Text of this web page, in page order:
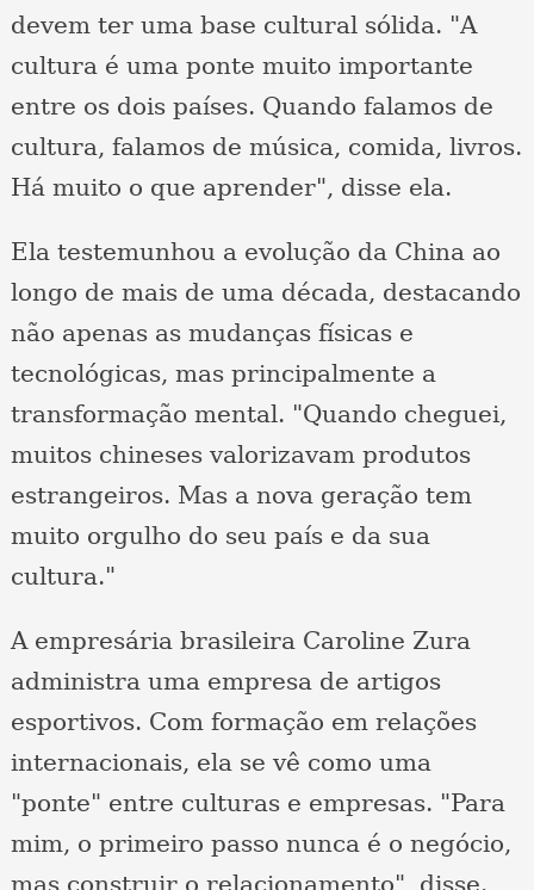
devem ter uma base cultural sólida. "A
cultura é uma ponte muito importante
entre os dois países. Quando falamos de
cultura, falamos de música, comida, livros.
Há muito o que aprender", disse ela.
Ela testemunhou a evolução da China ao
longo de mais de uma década, destacando
não apenas as mudanças físicas e
tecnológicas, mas principalmente a
transformação mental. "Quando cheguei,
muitos chineses valorizavam produtos
estrangeiros. Mas a nova geração tem
muito orgulho do seu país e da sua
cultura."
A empresária brasileira Caroline Zura
administra uma empresa de artigos
esportivos. Com formação em relações
internacionais, ela se vê como uma
"ponte" entre culturas e empresas. "Para
mim, o primeiro passo nunca é o negócio,
mas construir o relacionamento", disse.